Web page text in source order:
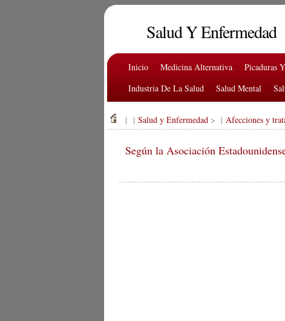
Salud Y Enfermedad
Inicio Medicina Alternativa Picaduras
Industria De La Salud
Salud Mental
| | Salud y Enfermedad > | Afecciones y
Según la Asociación